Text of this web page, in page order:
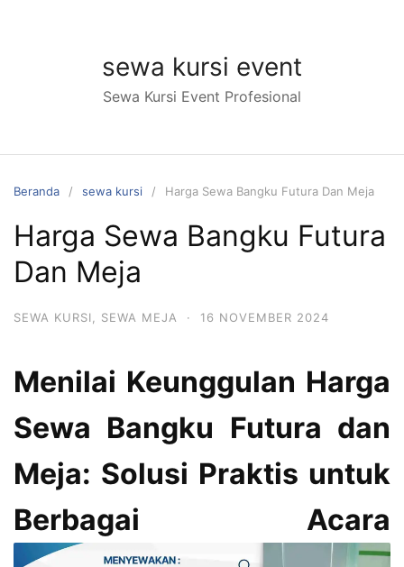
sewa kursi event
Sewa Kursi Event Profesional
Beranda sewa kursi Harga Sewa Bangku Futura Dan Meja
Harga Sewa Bangku Futura
Dan Meja
SEWA KURSI SEWA MEJA · 16 NOVEMBER 2024
Menilai Keunggulan Harga
Sewa Bangku Futura dan
Meja: Solusi Praktis untuk
Berbagai Acara